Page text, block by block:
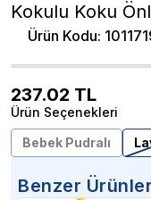
Kokulu Koku
Ürün Kodu:
237.02 TL
Ürün Seçenekleri
Bebek Pudralı
Benzer Ürünler